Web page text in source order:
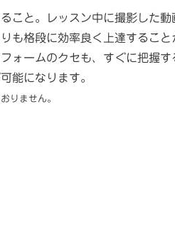
こと。レッスン中に撮影した動
も格段に効率良く上達するこ
ォームのクセも、すぐに把握す
能になります。
りません。